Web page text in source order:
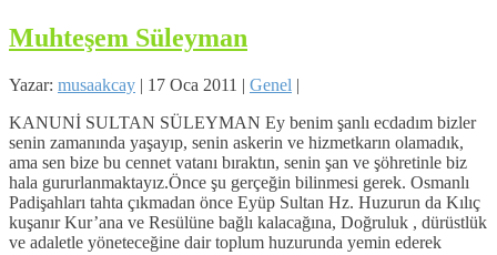
Muhteşem Süleyman
Yazar: musaakcay | 17 Oca 2011 | Genel |
KANUNİ SULTAN SÜLEYMAN Ey benim şanlı ecdadım bizler
senin zamanında yaşayıp, senin askerin ve hizmetkarın olamadık,
ama sen bize bu cennet vatanı bıraktın, senin şan ve şöhretinle biz
hala gururlanmaktayız.Önce şu gerçeğin bilinmesi gerek. Osmanlı
Padişahları tahta çıkmadan önce Eyüp Sultan Hz. Huzurun da Kılıç
kuşanır Kur’ana ve Resülüne bağlı kalacağına, Doğruluk , dürüstlük
ve adaletle yöneteceğine dair toplum huzurunda yemin ederek